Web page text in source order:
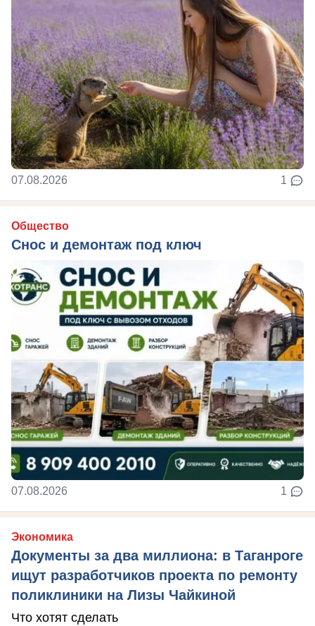
07.08.2026 1
Общество
Снос и демонтаж под ключ
07.08.2026 1
Экономика
Документы за два миллиона: в Таганроге
ищут разработчиков проекта по ремонту
поликлиники на Лизы Чайкиной
Что хотят сделать